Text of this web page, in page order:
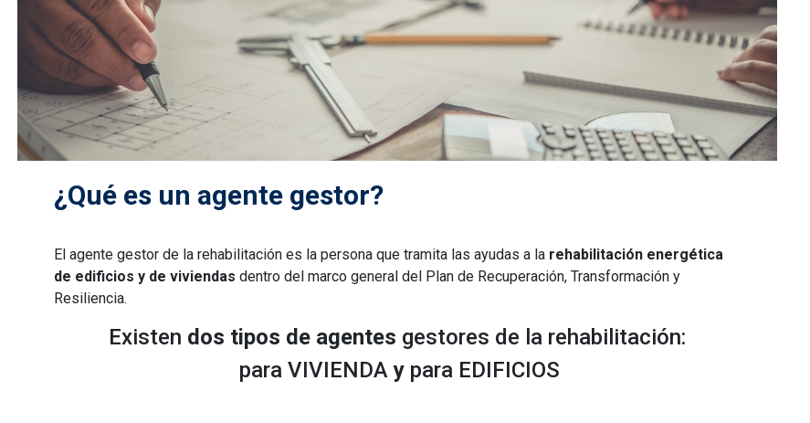
¿Qué es un agente gestor?
El agente gestor de la rehabilitación es la persona que tramita las ayudas a la rehabilitación energética
de edificios y de viviendas dentro del marco general del Plan de Recuperación, Transformación y
Resiliencia.
Existen dos tipos de agentes gestores de la rehabilitación:
para VIVIENDAy para EDIFICIOS